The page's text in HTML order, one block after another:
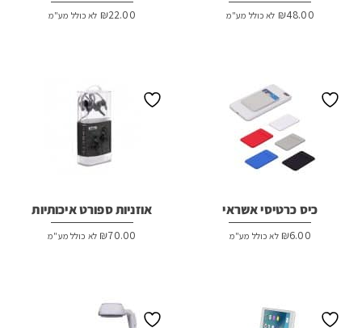
₪48.00 לא כולל מע"מ ₪22.00 לא כולל מע"מ
כיס כרטיסי אשראי
₪6.00 לא כולל מע"מ
אוזניות ספורט איכותיות
₪70.00 לא כולל מע"מ